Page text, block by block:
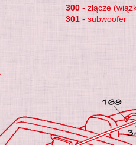
300 - złącze
301 -subwoofer